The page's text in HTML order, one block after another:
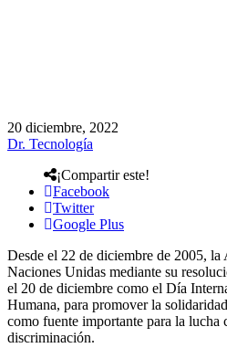
20 diciembre, 2022
Dr. Tecnología
¡Compartir este!
Facebook
Twitter
Google Plus
Desde el 22 de diciembre de 2005, la
Naciones Unidas mediante su
el 20 de diciembre como el Día
Humana, para promover la
como fuente importante para la lucha
discriminación.